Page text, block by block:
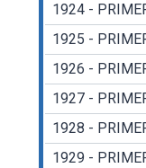
1924 -
1925 -
1926 -
1927 -
1928 -
1929 -